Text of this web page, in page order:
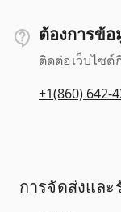
ต้องการข้อ
ติดต่อเว็บไซต์
+1(860) 642-
การจัดส่งและ